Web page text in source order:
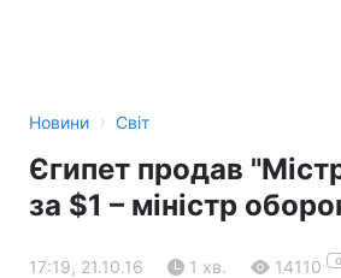
Новини › Світ
Єгипет продав
за $1 – міністр
17:19, 21.10.16 1 хв. 14110